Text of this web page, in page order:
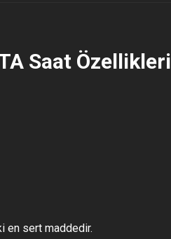
Saat Özellikleri
en sert maddedir.